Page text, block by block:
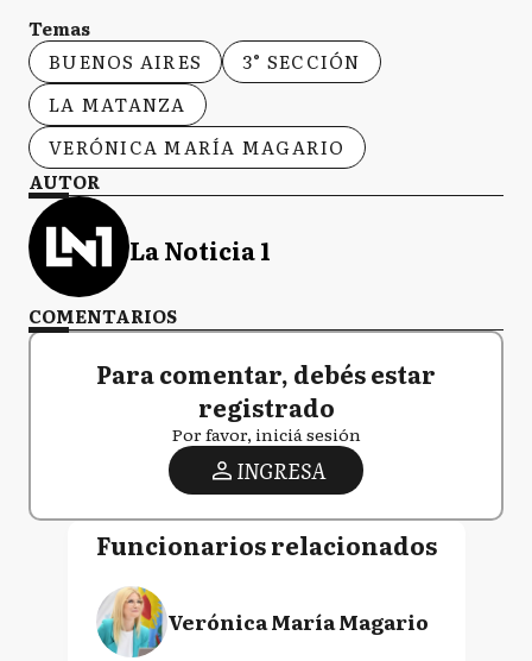
Temas
BUENOS AIRES
3° SECCIÓN
LA MATANZA
VERÓNICA MARÍA MAGARIO
AUTOR
La Noticia 1
COMENTARIOS
Para comentar, debés estar
registrado
Por favor, iniciá sesión
INGRESA
Funcionarios relacionados
Verónica María Magario